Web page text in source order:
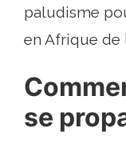
paludisme
en Afrique de
se